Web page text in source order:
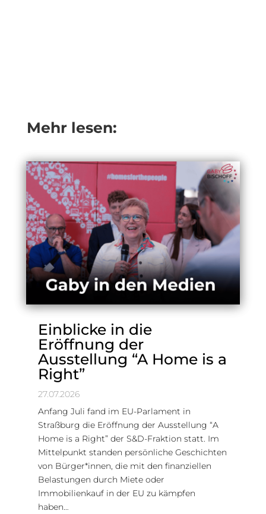
Mehr lesen:
Einblicke in die
Eröffnung der
Ausstellung “A Home is a
Right”
27.07.2026
Anfang Juli fand im EU-Parlament in
Straßburg die Eröffnung der Ausstellung “A
Home is a Right” der S&D-Fraktion statt. Im
Mittelpunkt standen persönliche Geschichten
von Bürger*innen, die mit den finanziellen
Belastungen durch Miete oder
Immobilienkauf in der EU zu kämpfen
haben…